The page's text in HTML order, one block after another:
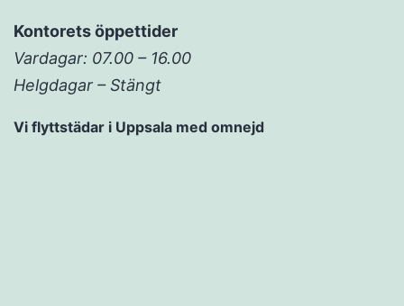
Kontorets öppettider
Vardagar: 07.00 – 16.00
Helgdagar – Stängt
Vi flyttstädar i Uppsala med omnejd